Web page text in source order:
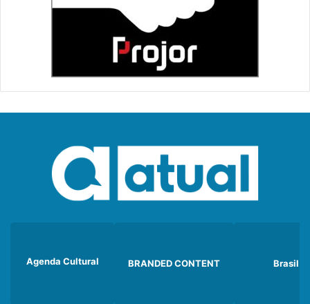
Agenda Cultural BRANDED CONTENT Brasil